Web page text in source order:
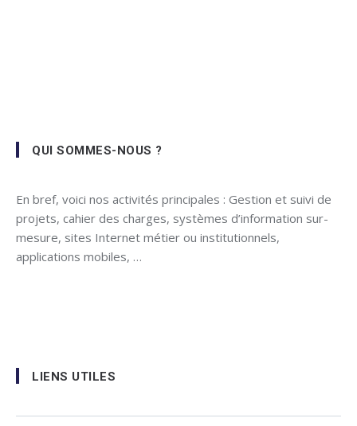
QUI SOMMES-NOUS ?
En bref, voici nos activités principales : Gestion et suivi de
projets, cahier des charges, systèmes d’information sur-
mesure, sites Internet métier ou institutionnels,
applications mobiles, …
LIENS UTILES